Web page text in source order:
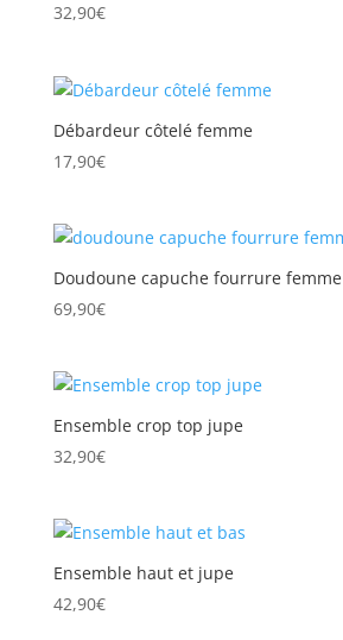
32,90€
Débardeur côtelé femme
17,90€
Doudoune capuche fourrure femme
69,90€
Ensemble crop top jupe
32,90€
Ensemble haut et jupe
42,90€